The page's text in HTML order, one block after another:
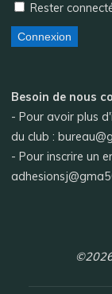
Rester
Connexion
Besoin de nous
- Pour avoir plus
du club :
- Pour inscrire un